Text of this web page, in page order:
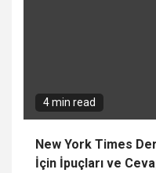
4 min read
New York Times
İçin İpuçları ve